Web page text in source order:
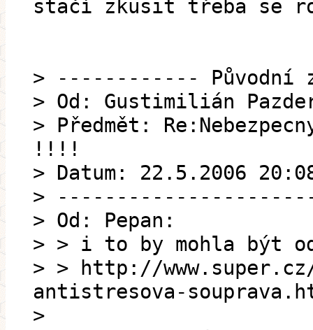
stačí zkusit třeba se
> ------------ Původní
> Od: Gustimilián
> Předmět:
!!!!
> Datum: 22.5.2006
>
> Od: Pepan:
> > i to by mohla být
> > http://
antistresova-
>